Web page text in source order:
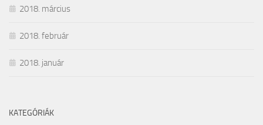
2018. március
2018. február
2018. január
KATEGÓRIÁK